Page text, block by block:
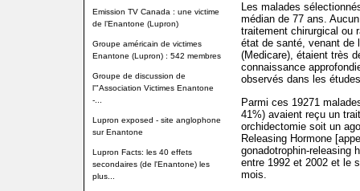
Emission TV Canada : une victime
de l’Enantone (Lupron)
Groupe américain de victimes
Enantone (Lupron) : 542 membres
Groupe de discussion de
l'"Association Victimes Enantone
-...
Lupron exposed - site anglophone
sur Enantone
Lupron Facts: les 40 effets
secondaires (de l'Enantone) les
plus...
Les malades
médian de 77 ans.
traitement chirurgical ou
état de santé, venant de
(Medicare), étaient très
connaissance
observés dans les
Parmi ces 19271
41%) avaient reçu un
orchidectomie soit un
Releasing Hormone
gonadotrophin-releasing
entre 1992 et 2002 et le
mois.